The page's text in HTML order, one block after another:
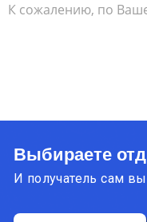
К сожалению, по
Выбираете
И получатель сам